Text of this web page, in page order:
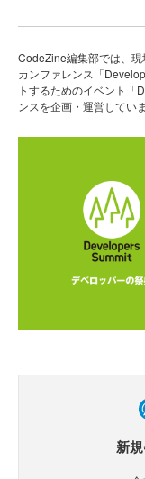
CodeZine編集部では、
カンファレンス「
トするためのイベント「
ンスを企画・運営していま
新